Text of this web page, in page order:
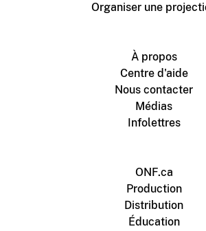
Organiser une
À propos
Centre d'aide
Nous contacter
Médias
Infolettres
ONF.ca
Production
Distribution
Éducation